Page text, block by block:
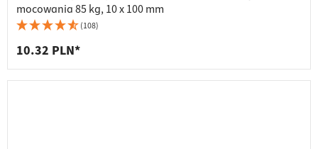
mocowania 85 kg, 10 x 100 mm
(108)
10.32 PLN*